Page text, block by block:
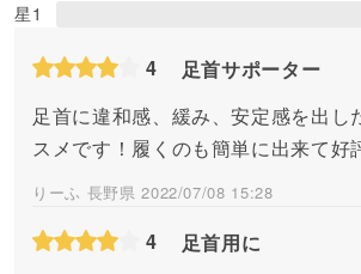
星1
4
足首サポーター
足首に違和感、緩み、安定感を出し
スメです！履くのも簡単に出来て好
りーふ 長野県 2022/07/08 15:28
4
足首用に